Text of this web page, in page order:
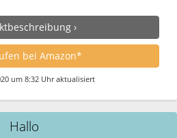
›
bei Amazon*
um 8:32 Uhr aktualisiert
Hallo